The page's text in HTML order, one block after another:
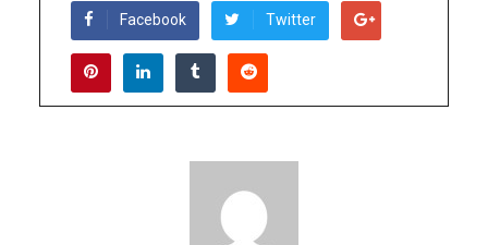
Facebook Twitter